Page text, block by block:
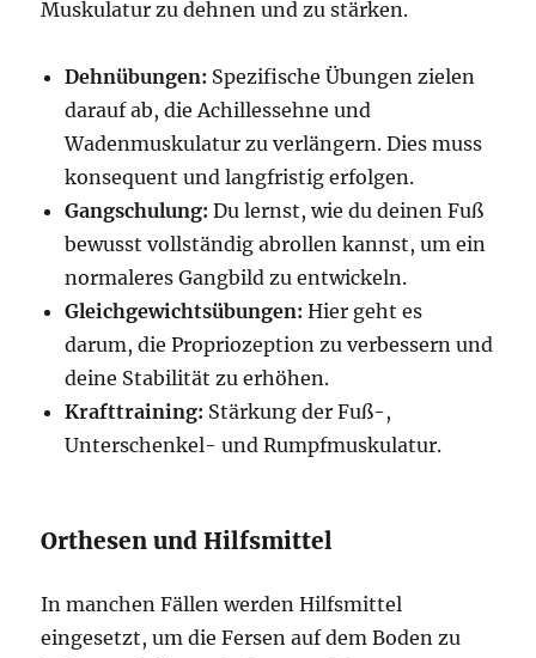
Muskulatur zu dehnen und zu stärken.
Dehnübungen: Spezifische Übungen zielen
darauf ab, die Achillessehne und
Wadenmuskulatur zu verlängern. Dies muss
konsequent und langfristig erfolgen.
Gangschulung: Du lernst, wie du deinen Fuß
bewusst vollständig abrollen kannst, um ein
normaleres Gangbild zu entwickeln.
Gleichgewichtsübungen: Hier geht es
darum, die Propriozeption zu verbessern und
deine Stabilität zu erhöhen.
Krafttraining: Stärkung der Fuß-,
Unterschenkel- und Rumpfmuskulatur.
Orthesen und Hilfsmittel
In manchen Fällen werden Hilfsmittel
eingesetzt, um die Fersen auf dem Boden zu